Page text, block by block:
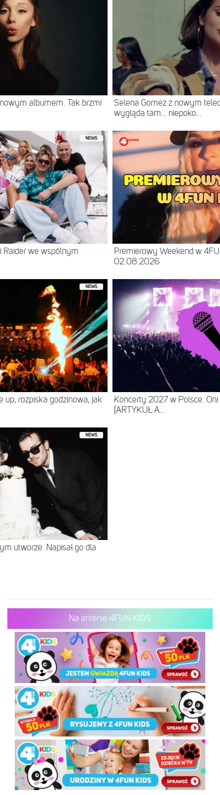
albumem. Tak brzmi
Selena Gomez z nowym
wygląda tam… niepoko...
NEWS
Raider we wspólnym
Premierowy Weekend w
02.08.2026
NEWS
up, rozpiska godzinowa, jak
Koncerty 2027 w Polsce.
[ARTYKUŁ A...
NEWS
utworze. Napisał go dla
Na antenie 4FUN KIDS